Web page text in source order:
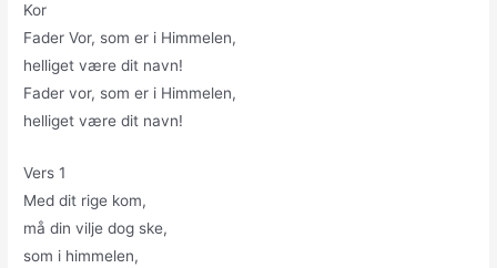
Kor
Fader Vor, som er i Himmelen,
helliget være dit navn!
Fader vor, som er i Himmelen,
helliget være dit navn!
Vers 1
Med dit rige kom,
må din vilje dog ske,
som i himmelen,